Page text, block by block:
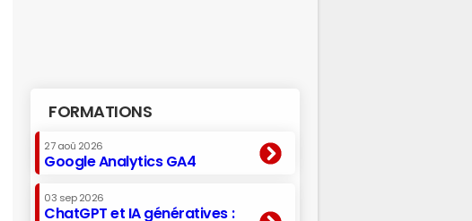
FORMATIONS
27 aoû 2026
Google Analytics GA4
03 sep 2026
ChatGPT et IA génératives :